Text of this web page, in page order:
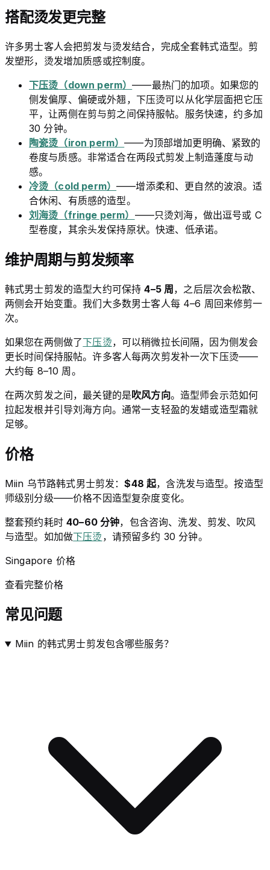
搭配烫发更完整
许多男士客人会把剪发与烫发结合，完成全套韩式造型。剪
发塑形，烫发增加质感或控制度。
下压烫（down perm）——最热门的加项。如果您的
侧发偏厚、偏硬或外翘，下压烫可以从化学层面把它压
平，让两侧在剪与剪之间保持服帖。服务快速，约多加
30 分钟。
陶瓷烫（iron perm）——为顶部增加更明确、紧致的
卷度与质感。非常适合在两段式剪发上制造蓬度与动
感。
冷烫（cold perm）——增添柔和、更自然的波浪。适
合休闲、有质感的造型。
刘海烫（fringe perm） ——只烫刘海，做出逗号或 C
型卷度，其余头发保持原状。快速、低承诺。
维护周期与剪发频率
韩式男士剪发的造型大约可保持4–5 周，之后层次会松散、
两侧会开始变重。我们大多数男士客人每 4–6 周回来修剪一
次。
如果您在两侧做了下压烫，可以稍微拉长间隔，因为侧发会
更长时间保持服帖。许多客人每两次剪发补一次下压烫——
大约每 8–10 周。
在两次剪发之间，最关键的是吹风方向。造型师会示范如何
拉起发根并引导刘海方向。通常一支轻盈的发蜡或造型霜就
足够。
价格
Miin 乌节路韩式男士剪发：$48 起，含洗发与造型。按造型
师级别分级——价格不因造型复杂度变化。
整套预约耗时40–60 分钟，包含咨询、洗发、剪发、吹风
与造型。如加做下压烫 ，请预留多约 30 分钟。
Singapore 价格
查看完整价格
常见问题
Miin 的韩式男士剪发包含哪些服务？